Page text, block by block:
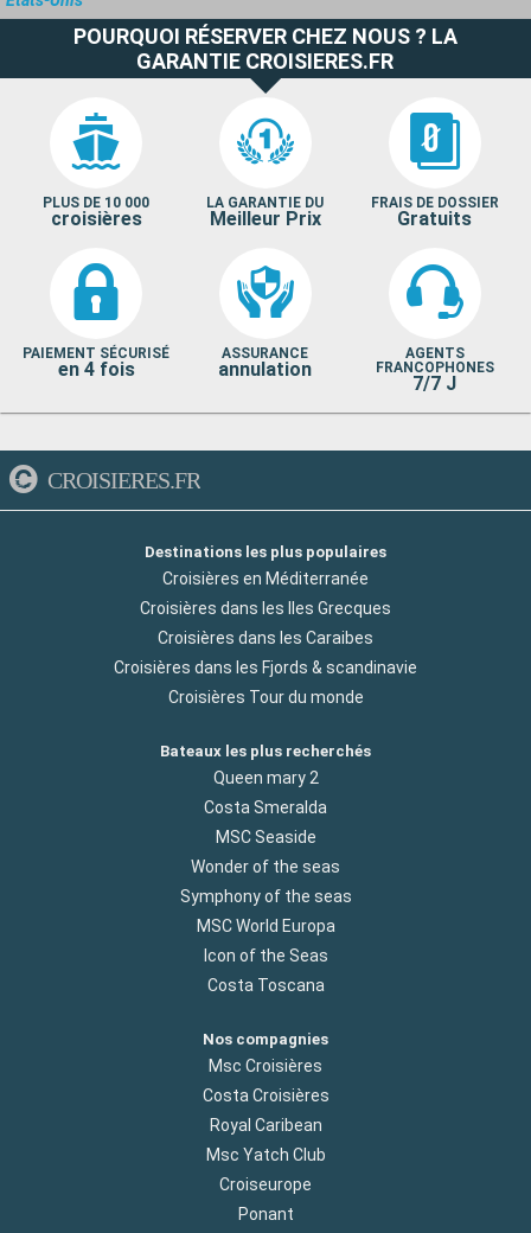
POURQUOI RÉSERVER CHEZ NOUS ? LA
GARANTIE CROISIERES.FR
PLUS DE 10 000
croisières
LA GARANTIE DU
Meilleur Prix
FRAIS DE DOSSIER
Gratuits
PAIEMENT SÉCURISÉ
en 4 fois
ASSURANCE
annulation
AGENTS
FRANCOPHONES
7/7 J
CROISIERES.FR
Destinations les plus populaires
Croisières en Méditerranée
Croisières dans les Iles Grecques
Croisières dans les Caraibes
Croisières dans les Fjords & scandinavie
Croisières Tour du monde
Bateaux les plus recherchés
Queen mary 2
Costa Smeralda
MSC Seaside
Wonder of the seas
Symphony of the seas
MSC World Europa
Icon of the Seas
Costa Toscana
Nos compagnies
Msc Croisières
Costa Croisières
Royal Caribean
Msc Yatch Club
Croiseurope
Ponant